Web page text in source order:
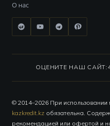
О нас
ОЦЕНИТЕ НАШ САЙТ:
© 2014–2026 При
kazkredit.kz обязательна.
рекомендацией или офертой и